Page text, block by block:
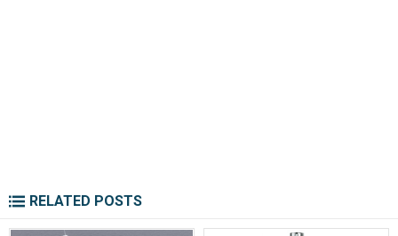
RELATED POSTS